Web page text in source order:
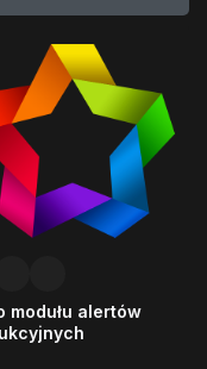
modułu alertów